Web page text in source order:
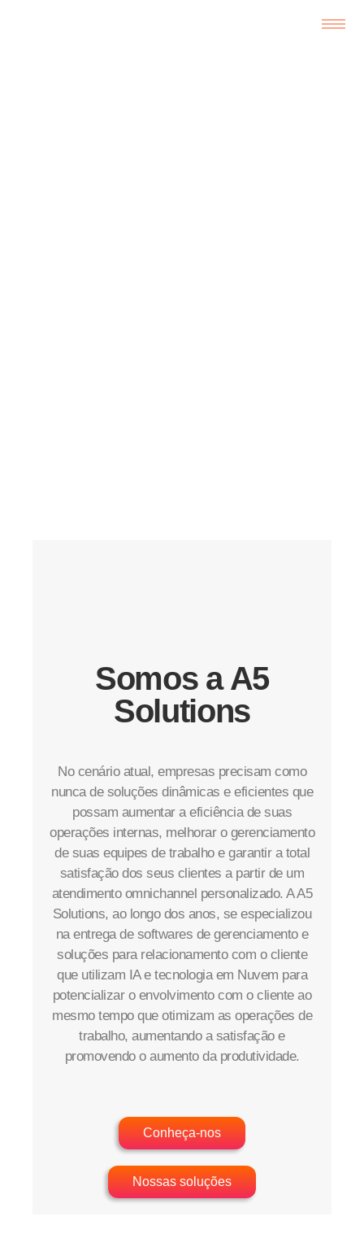
Somos a A5
Solutions
No cenário atual, empresas precisam como
nunca de soluções dinâmicas e eficientes que
possam aumentar a eficiência de suas
operações internas, melhorar o gerenciamento
de suas equipes de trabalho e garantir a total
satisfação dos seus clientes a partir de um
atendimento omnichannel personalizado. A A5
Solutions, ao longo dos anos, se especializou
na entrega de softwares de gerenciamento e
soluções para relacionamento com o cliente
que utilizam IA e tecnologia em Nuvem para
potencializar o envolvimento com o cliente ao
mesmo tempo que otimizam as operações de
trabalho, aumentando a satisfação e
promovendo o aumento da produtividade.
Conheça-nos
Nossas soluções